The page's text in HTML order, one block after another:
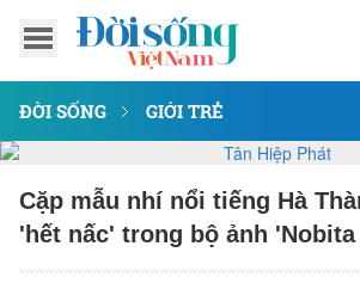
ĐỜI SỐNG GIỚI TRẺ
Cặp mẫu nhí nổi tiếng Hà
'hết nấc' trong bộ ảnh 'Nobita